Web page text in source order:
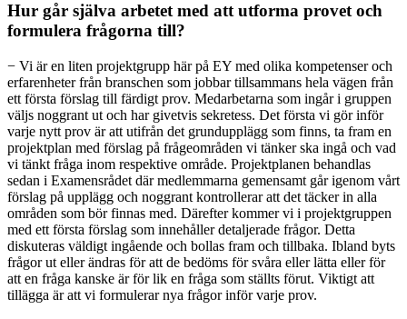
Hur går själva arbetet med att utforma provet och
formulera frågorna till?
− Vi är en liten projektgrupp här på EY med olika kompetenser och
erfarenheter från branschen som jobbar tillsammans hela vägen från
ett första förslag till färdigt prov. Medarbetarna som ingår i gruppen
väljs noggrant ut och har givetvis sekretess. Det första vi gör inför
varje nytt prov är att utifrån det grundupplägg som finns, ta fram en
projektplan med förslag på frågeområden vi tänker ska ingå och vad
vi tänkt fråga inom respektive område. Projektplanen behandlas
sedan i Examensrådet där medlemmarna gemensamt går igenom vårt
förslag på upplägg och noggrant kontrollerar att det täcker in alla
områden som bör finnas med. Därefter kommer vi i projektgruppen
med ett första förslag som innehåller detaljerade frågor. Detta
diskuteras väldigt ingående och bollas fram och tillbaka. Ibland byts
frågor ut eller ändras för att de bedöms för svåra eller lätta eller för
att en fråga kanske är för lik en fråga som ställts förut. Viktigt att
tillägga är att vi formulerar nya frågor inför varje prov.